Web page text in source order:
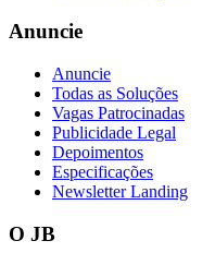
Vasco
Anuncie
Anuncie
Todas as Soluções
Vagas Patrocinadas
Publicidade Legal
Depoimentos
Especificações
Newsletter Landing
O JB